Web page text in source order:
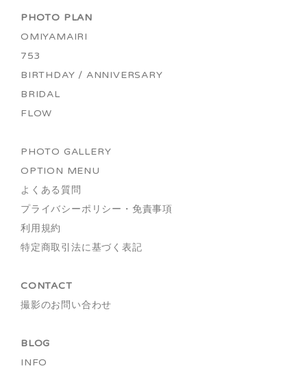
PHOTO PLAN
OMIYAMAIRI
753
BIRTHDAY / ANNIVERSARY
BRIDAL
FLOW
PHOTO GALLERY
OPTION MENU
よくある質問
プライバシーポリシー・免責事項
利用規約
特定商取引法に基づく表記
CONTACT
撮影のお問い合わせ
BLOG
INFO